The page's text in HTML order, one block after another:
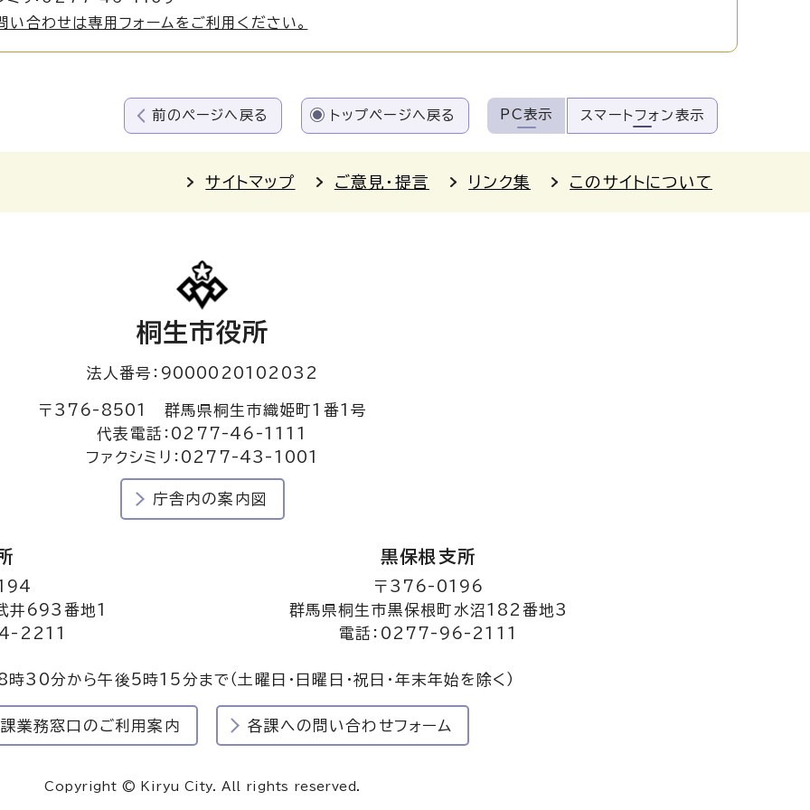
い合わせは専用フォームをご利用ください。
前のページへ戻る トップページへ戻る PC表示 スマートフォン表示
サイトマップ ご意見・提言 リンク集 このサイトについて
桐生市役所
法人番号：9000020102032
〒376-8501 群馬県桐生市織姫町1番1号
代表電話：0277-46-1111
ファクシミリ：0277-43-1001
庁舎内の案内図
井693番地1
2211
黒保根支所
〒376-0196
群馬県桐生市黒保根町水沼182番地3
電話：0277-96-2111
8時30分から午後5時15分まで（土曜日・日曜日・祝日・年末年始を除く）
業務窓口のご利用案内 各課への問い合わせフォーム
Copyright © Kiryu City. All rights reserved.